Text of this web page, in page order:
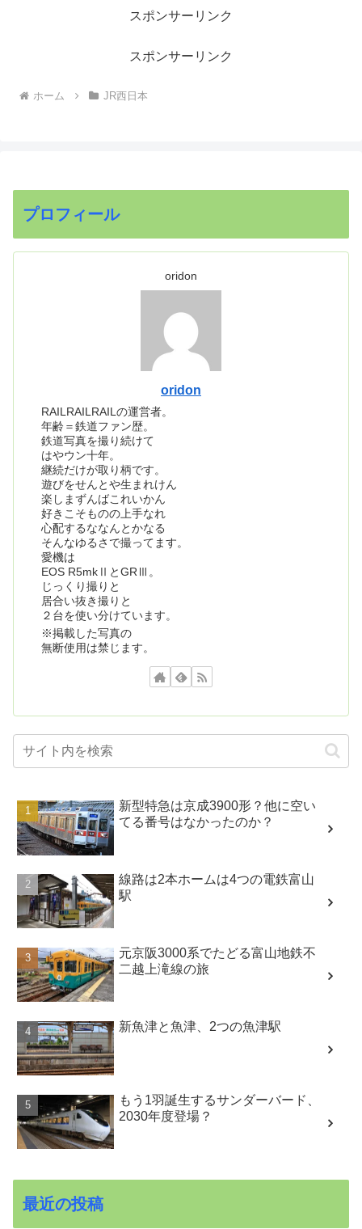
スポンサーリンク
スポンサーリンク
ホーム JR西日本
プロフィール
oridon
oridon
RAILRAILRAILの運営者。
年齢＝鉄道ファン歴。
鉄道写真を撮り続けて
はやウン十年。
継続だけが取り柄です。
遊びをせんとや生まれけん
楽しまずんばこれいかん
好きこそものの上手なれ
心配するななんとかなる
そんなゆるさで撮ってます。
愛機は
EOS R5mkⅡとGRⅢ。
じっくり撮りと
居合い抜き撮りと
２台を使い分けています。
※掲載した写真の
無断使用は禁じます。
新型特急は京成3900形？他に空い
てる番号はなかったのか？
線路は2本ホームは4つの電鉄富山
駅
元京阪3000系でたどる富山地鉄不
二越上滝線の旅
新魚津と魚津、2つの魚津駅
もう1羽誕生するサンダーバード、
2030年度登場？
最近の投稿